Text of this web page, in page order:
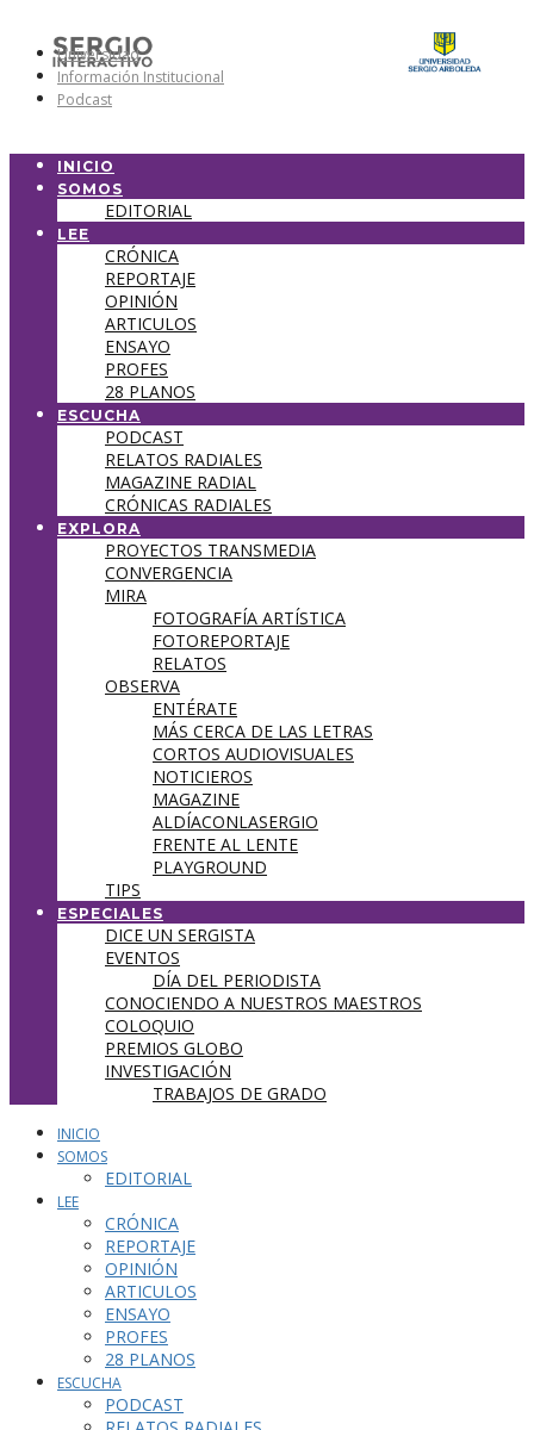
Universidad
Información Institucional
Podcast
INICIO
SOMOS
EDITORIAL
LEE
CRÓNICA
REPORTAJE
OPINIÓN
ARTICULOS
ENSAYO
PROFES
28 PLANOS
ESCUCHA
PODCAST
RELATOS RADIALES
MAGAZINE RADIAL
CRÓNICAS RADIALES
EXPLORA
PROYECTOS TRANSMEDIA
CONVERGENCIA
MIRA
FOTOGRAFÍA ARTÍSTICA
FOTOREPORTAJE
RELATOS
OBSERVA
ENTÉRATE
MÁS CERCA DE LAS LETRAS
CORTOS AUDIOVISUALES
NOTICIEROS
MAGAZINE
ALDÍACONLASERGIO
FRENTE AL LENTE
PLAYGROUND
TIPS
ESPECIALES
DICE UN SERGISTA
EVENTOS
DÍA DEL PERIODISTA
CONOCIENDO A NUESTROS MAESTROS
COLOQUIO
PREMIOS GLOBO
INVESTIGACIÓN
TRABAJOS DE GRADO
INICIO
SOMOS
EDITORIAL
LEE
CRÓNICA
REPORTAJE
OPINIÓN
ARTICULOS
ENSAYO
PROFES
28 PLANOS
ESCUCHA
PODCAST